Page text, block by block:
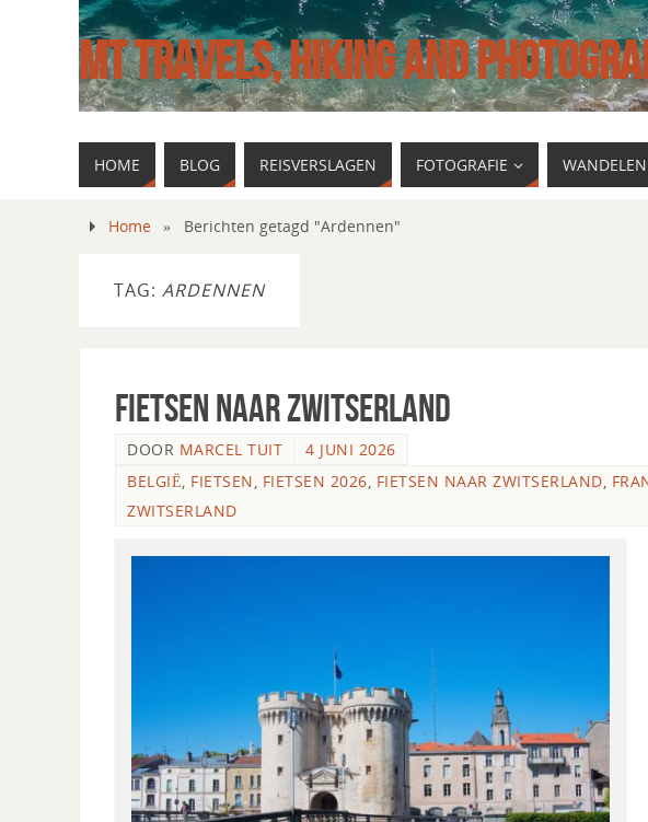
MT TRAVELS, HIKING AND
HOME BLOG REISVERSLAGEN FOTOGRAFIE WANDELEN
Home » Berichten getagd "Ardennen"
TAG: ARDENNEN
Fietsen naar Zwitserland
DOOR MARCEL TUIT
4 JUNI 2026
BELGIË, FIETSEN, FIETSEN 2026, FIETSEN NAAR ZWITSERLAND,
ZWITSERLAND